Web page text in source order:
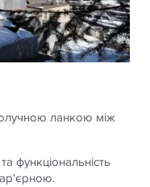
ланкою між
функціональність